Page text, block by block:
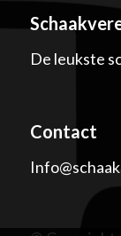
De leukste
Contact